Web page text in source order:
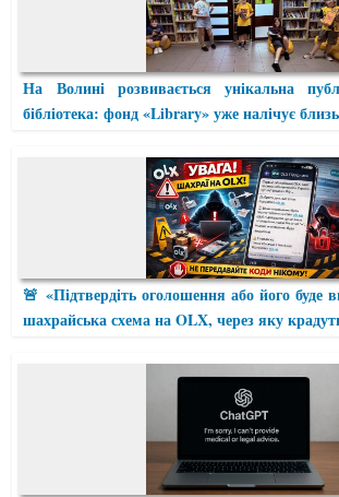
На Волині розвивається унікальна
бібліотека: фонд «Library» уже налічує
🚨 «Підтвердіть оголошення або його
шахрайська схема на OLX, через яку